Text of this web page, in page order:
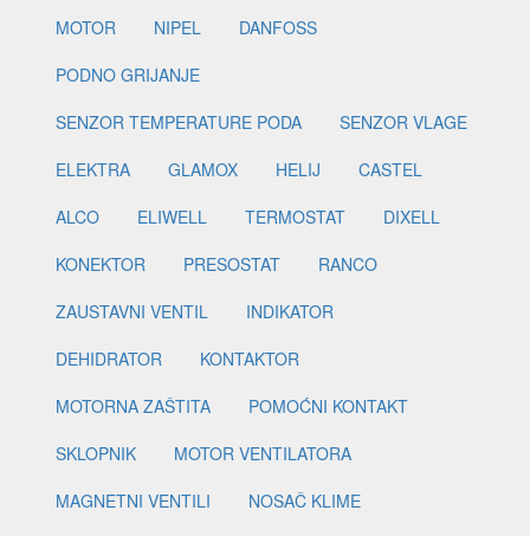
MOTOR NIPEL
DANFOSS
PODNO GRIJANJE
SENZOR TEMPERATURE PODA
SENZOR VLAGE
ELEKTRA
GLAMOX HELIJ
CASTEL
ALCO
ELIWELL TERMOSTAT
DIXELL
KONEKTOR
PRESOSTAT
RANCO
ZAUSTAVNI VENTIL
INDIKATOR
DEHIDRATOR
KONTAKTOR
MOTORNA ZAŠTITA
POMOĆNI KONTAKT
SKLOPNIK
MOTOR VENTILATORA
MAGNETNI VENTILI
NOSAČ KLIME